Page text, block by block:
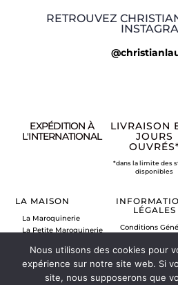
RETROUVEZ
EXPÉDITION À
L'INTERNATIONAL
LIVRAISON
JOURS
*dans la limite des
disponibles
LA MAISON
La Maroquinerie
La Petite Maroquinerie
Nous contacter
LÉGALES
Conditions
Mentions
Politique de
Vos
Nous utilisons des cookies pour
expérience sur notre site web. Si
site, nous supposerons que